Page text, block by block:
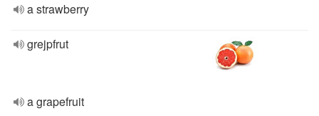
a strawberry
grejpfrut
a grapefruit